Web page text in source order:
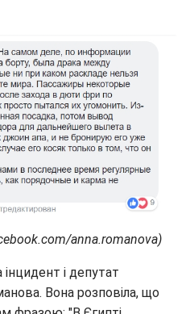
anna.romanova)
інцидент і депутат
Вона розповіла, що